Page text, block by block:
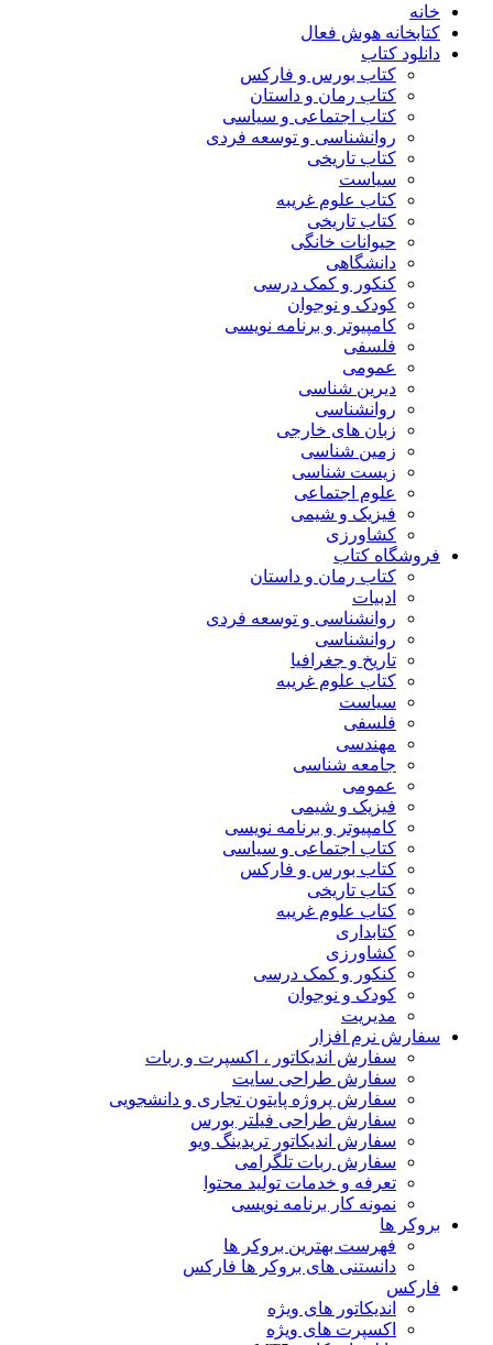
خانه
کتابخانه هوش فعال
دانلود کتاب
کتاب بورس و فارکس
کتاب رمان و داستان
کتاب اجتماعی و سیاسی
روانشناسی و توسعه فردی
کتاب تاریخی
سیاست
کتاب علوم غریبه
کتاب تاریخی
حیوانات خانگی
دانشگاهی
کنکور و کمک‌ درسی
کودک و نوجوان
کامپیوتر و برنامه نویسی
فلسفی
عمومی
دیرین شناسی
روانشناسی
زبان های خارجی
زمین شناسی
زیست شناسی
علوم اجتماعی
فیزیک و شیمی
کشاورزی
فروشگاه کتاب
کتاب رمان و داستان
ادبیات
روانشناسی و توسعه فردی
روانشناسی
تاریخ و جغرافیا
کتاب علوم غریبه
سیاست
فلسفی
مهندسی
جامعه شناسی
عمومی
فیزیک و شیمی
کامپیوتر و برنامه نویسی
کتاب اجتماعی و سیاسی
کتاب بورس و فارکس
کتاب تاریخی
کتاب علوم غریبه
کتابداری
کشاورزی
کنکور و کمک‌ درسی
کودک و نوجوان
مدیریت
سفارش نرم افزار
سفارش اندیکاتور ، اکسپرت و ربات
سفارش طراحی سایت
سفارش پروژه پایتون تجاری و دانشجویی
سفارش طراحی فیلتر بورس
سفارش اندیکاتور تریدینگ ویو
سفارش ربات تلگرامی
تعرفه و خدمات تولید محتوا
نمونه کار برنامه نویسی
بروکر ها
فهرست بهترین بروکر ها
دانستنی های بروکر ها فارکس
فارکس
اندیکاتور های ویژه
اکسپرت های ویژه